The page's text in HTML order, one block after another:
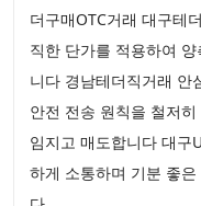
더구매OTC거래 대구테
직한 단가를 적용하여
니다 경남테더직거래 안
안전 전송 원칙을 철저
임지고 매도합니다 대구
하게 소통하며 기분 좋